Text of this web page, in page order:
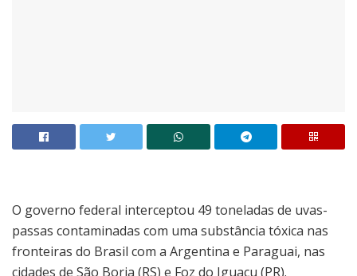
O governo federal interceptou 49 toneladas de uvas-
passas contaminadas com uma substância tóxica nas
fronteiras do Brasil com a Argentina e Paraguai, nas
cidades de São Borja (RS) e Foz do Iguaçu (PR).